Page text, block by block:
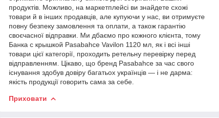
продуктів. Можливо, на маркетплейсі ви знайдете схожі
товари й в інших продавців, але купуючи у нас, ви отримуєте
повну безпеку замовлення та оплати, а також гарантію
своєчасної відправки. Ми дбаємо про кожного клієнта, тому
Банка с крышкой Pasabahce Vavilon 1120 мл, як і всі інші
товари цієї категорії, проходить ретельну перевірку перед
відправленням. Цікаво, що бренд Pasabahce за час свого
існування здобув довіру багатьох українців — і не дарма:
якість продукції говорить сама за себе.
Приховати